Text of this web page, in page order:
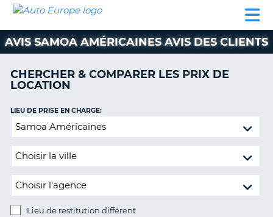
LOCATION
VOITURE
CLIENT
AUTO
EUROPE
LOCATION
VOITURE
MOBILHOME
PARTENAIRES
CLIENT
MON
RÉSERVATION
BELGIQUE
AVIS SAMOA AMÉRICAINES AVIS DES CLIENTS
CHERCHER & COMPARER LES PRIX DE
LOCATION
Lieu
restitution
LIEU DE PRISE EN CHARGE:
Lieu de restitution différent